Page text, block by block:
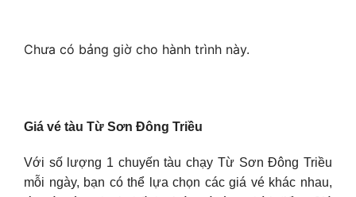
Chưa có bảng giờ cho hành trình này.
Giá vé tàu Từ Sơn Ðông Triều
Với số lượng 1 chuyến tàu chạy Từ Sơn Ðông Triều
mỗi ngày, bạn có thể lựa chọn các giá vé khác nhau,